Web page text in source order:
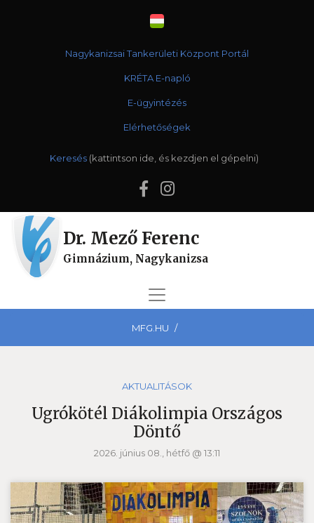
Nagykanizsai Tankerületi Központ Portál
KRÉTA E-napló
E-ügyintézés
Elérhetőségek
Keresés
Dr. Mező Ferenc
Gimnázium, Nagykanizsa
MFG.HU
AKTUALITÁSOK
Ugrókötél Diákolimpia Országos
Döntő
2026. június 08., hétfő @ 13:11